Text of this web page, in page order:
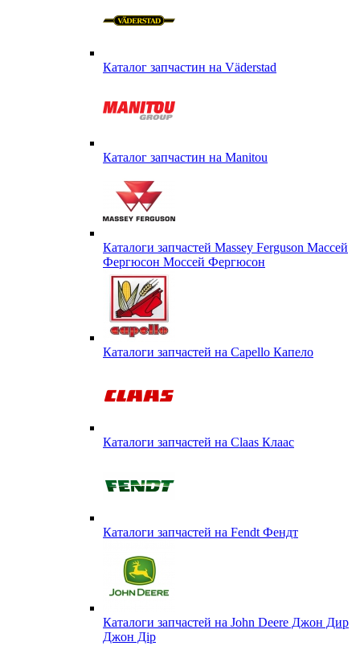
Каталог запчастин на Väderstad
Каталог запчастин на Маnitou
Каталоги запчастей Massey Ferguson Массей
Фергюсон Моссей Фергюсон
Каталоги запчастей на Capello Капело
Каталоги запчастей на Claas Клаас
Каталоги запчастей на Fendt Фендт
Каталоги запчастей на John Deere Джон Дир
Джон Дір